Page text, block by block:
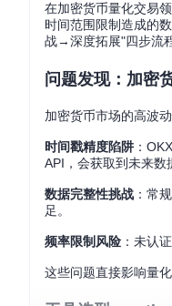
在加密货币量化交易
时间范围限制造成的
战→深度拓展"四步流
问题发现：加密
加密货币市场的高波
时间戳精度陷阱 ：
API，会获取到未来数
数据完整性挑战 ：常
足。
频率限制风险 ：未认
这些问题直接影响量